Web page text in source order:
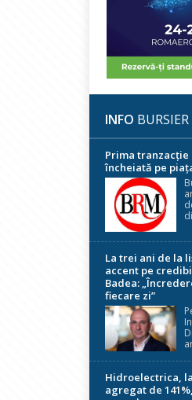
INFO BURSIER
Prima
încheiată pe
La trei ani de la
accent pe
Badea:
fiecare zi”
Hidroelectrica,
agregat de